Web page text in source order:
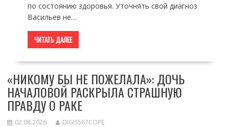
по состоянию здоровья. Уточнять свой диагноз
Васильев не…
ЧИТАТЬ ДАЛЕЕ
«НИКОМУ БЫ НЕ ПОЖЕЛАЛА»: ДОЧЬ
НАЧАЛОВОЙ РАСКРЫЛА СТРАШНУЮ
ПРАВДУ О РАКЕ
02.08.2026 DIGIS567COPE